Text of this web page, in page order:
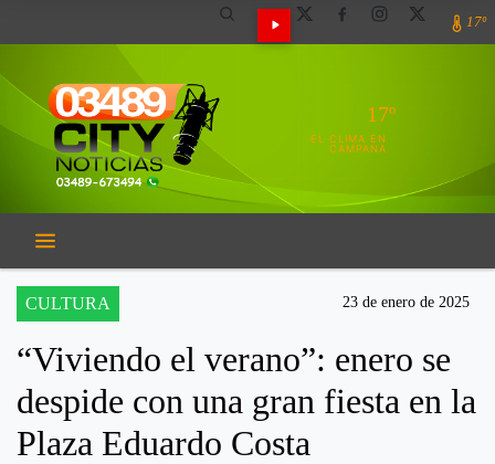
17º
17º
EL CLIMA EN
CAMPANA
CULTURA 23 de enero de 2025
“Viviendo el verano”: enero se
despide con una gran fiesta en la
Plaza Eduardo Costa